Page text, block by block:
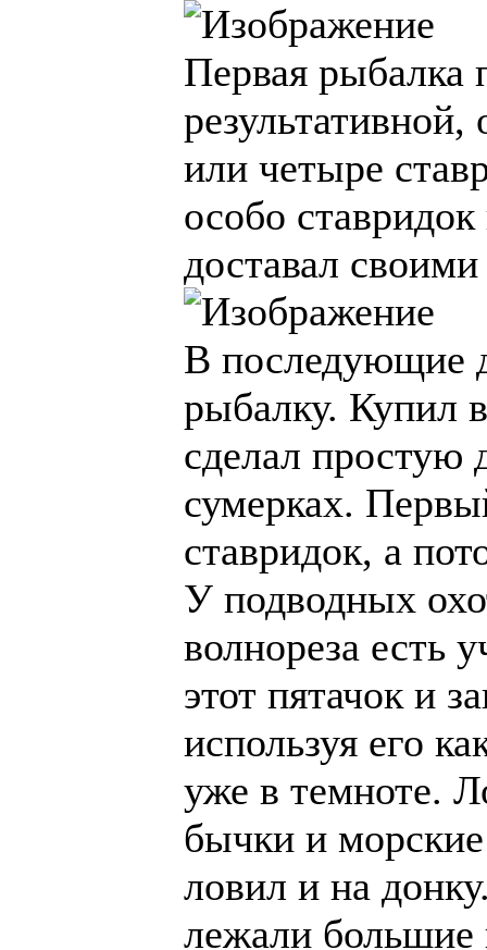
Первая рыбалка
или четыре
особо
доставал
В последующие
рыбалку. Купил
сделал простую
сумерках.
ставридок, а
У подводных
волнореза есть
этот пятачок и
используя его
уже в темноте.
бычки и
ловил и на
лежали большие